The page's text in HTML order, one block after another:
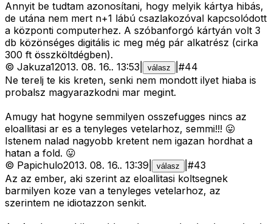
Annyit be tudtam azonosítani, hogy melyik kártya hibás,
de utána nem mert n+1 lábú csazlakozóval kapcsolódott
a központi computerhez. A szóbanforgó kártyán volt 3
db közönséges digitális ic meg még pár alkatrész (cirka
300 ft összköltdégben).
© Jakuza12013. 08. 16.. 13:53 válasz #44
Ne terelj te kis kreten, senki nem mondott ilyet hiaba is
probalsz magyarazkodni mar megint.
Amugy hat hogyne semmilyen osszefugges nincs az
eloallitasi ar es a tenyleges vetelarhoz, semmi!!! 😛
Istenem nalad nagyobb kretent nem igazan hordhat a
hatan a fold. 😛
© Papichulo2013. 08. 16.. 13:39 válasz #43
Az az ember, aki szerint az eloallitasi koltsegnek
barmilyen koze van a tenyleges vetelarhoz, az
szerintem ne idiotazzon senkit.